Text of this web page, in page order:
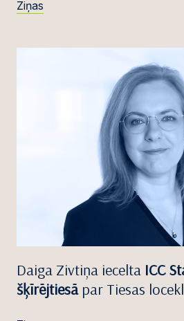
Ziņas
Daiga Zivtiņa iecelta ICC
šķīrējtiesā par Tiesas